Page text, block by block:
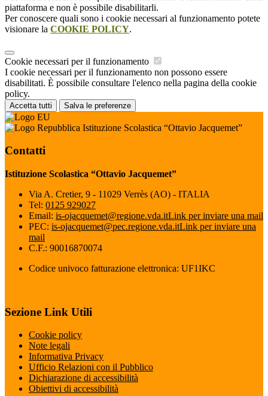
piattaforma e non è possibile disabilitarli.
Per conoscere quali sono i cookie necessari al funzionamento potete
visionare la COOKIE POLICY.
Cookie necessari per il funzionamento
I cookie necessari per il funzionamento non possono essere
disabilitati. È possibile consultare l'elenco nella pagina della cookie
policy.
Accetta tutti Salva le preferenze
Istituzione Scolastica “Ottavio Jacquemet”
Contatti
Istituzione Scolastica “Ottavio Jacquemet”
Via A. Cretier, 9 - 11029 Verrès (AO) - ITALIA
Tel: 0125 929027
Email: is-ojacquemet@regione.vda.itLink per inviare una mail
PEC: is-ojacquemet@pec.regione.vda.itLink per inviare una
mail
C.F.: 90016870074
Codice univoco fatturazione elettronica: UF1IKC
Sezione Link Utili
Cookie policy
Note legali
Informativa Privacy
Ufficio Relazioni con il Pubblico
Dichiarazione di accessibilità
Obiettivi di accessibilità